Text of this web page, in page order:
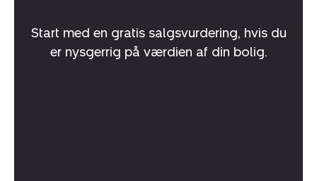
Start med en gratis salgsvurdering, hvis du
er nysgerrig på værdien af din bolig.